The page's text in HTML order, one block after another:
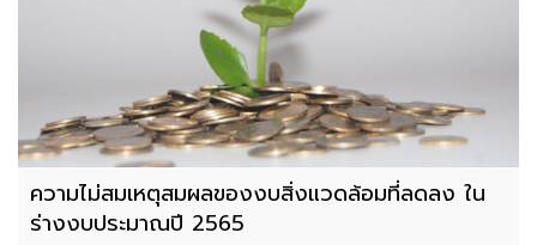
ความไม่สมเหตุสมผลของงบสิ่งแวดล้อมที่ลดลง ใน
ร่างงบประมาณปี 2565